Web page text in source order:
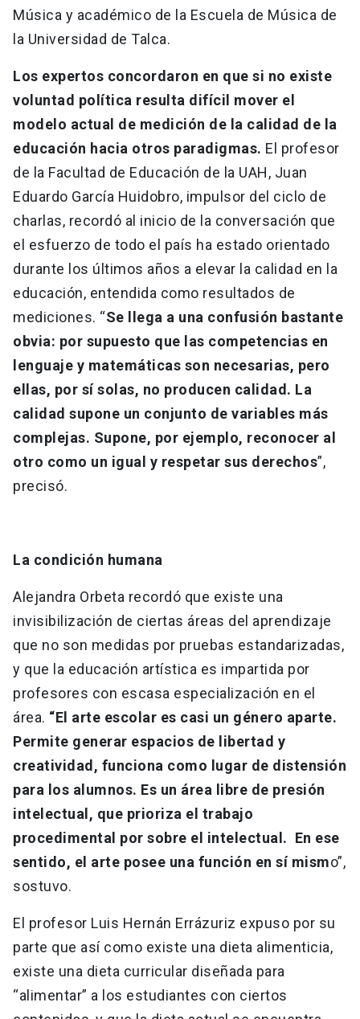
Música y académico de la Escuela de Música de
la Universidad de Talca.
Los expertos concordaron en que si no existe
voluntad política resulta difícil mover el
modelo actual de medición de la calidad de la
educación hacia otros paradigmas. El profesor
de la Facultad de Educación de la UAH, Juan
Eduardo García Huidobro, impulsor del ciclo de
charlas, recordó al inicio de la conversación que
el esfuerzo de todo el país ha estado orientado
durante los últimos años a elevar la calidad en la
educación, entendida como resultados de
mediciones. “Se llega a una confusión bastante
obvia: por supuesto que las competencias en
lenguaje y matemáticas son necesarias, pero
ellas, por sí solas, no producen calidad. La
calidad supone un conjunto de variables más
complejas. Supone, por ejemplo, reconocer al
otro como un igual y respetar sus derechos”,
precisó.
La condición humana
Alejandra Orbeta recordó que existe una
invisibilización de ciertas áreas del aprendizaje
que no son medidas por pruebas estandarizadas,
y que la educación artística es impartida por
profesores con escasa especialización en el
área. “El arte escolar es casi un género aparte.
Permite generar espacios de libertad y
creatividad, funciona como lugar de distensión
para los alumnos. Es un área libre de presión
intelectual, que prioriza el trabajo
procedimental por sobre el intelectual. En ese
sentido, el arte posee una función en sí mismo”,
sostuvo.
El profesor Luis Hernán Errázuriz expuso por su
parte que así como existe una dieta alimenticia,
existe una dieta curricular diseñada para
“alimentar” a los estudiantes con ciertos